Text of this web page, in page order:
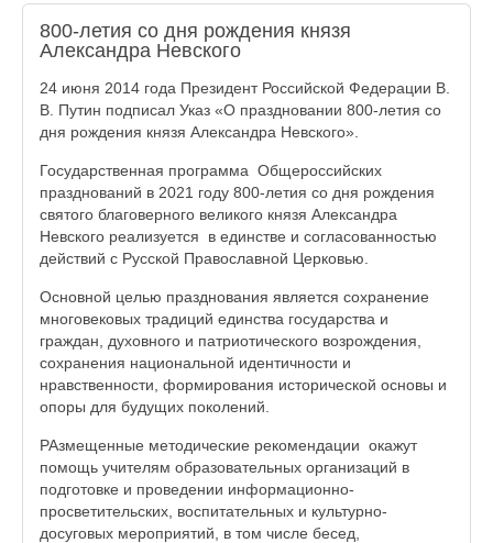
800-летия со дня рождения князя
Александра Невского
24 июня 2014 года Президент Российской Федерации В.
В. Путин подписал Указ «О праздновании 800-летия со
дня рождения князя Александра Невского».
Государственная программа Общероссийских
празднований в 2021 году 800-летия со дня рождения
святого благоверного великого князя Александра
Невского реализуется в единстве и согласованностью
действий с Русской Православной Церковью.
Основной целью празднования является сохранение
многовековых традиций единства государства и
граждан, духовного и патриотического возрождения,
сохранения национальной идентичности и
нравственности, формирования исторической основы и
опоры для будущих поколений.
РАзмещенные методические рекомендации окажут
помощь учителям образовательных организаций в
подготовке и проведении информационно-
просветительских, воспитательных и культурно-
досуговых мероприятий, в том числе бесед,